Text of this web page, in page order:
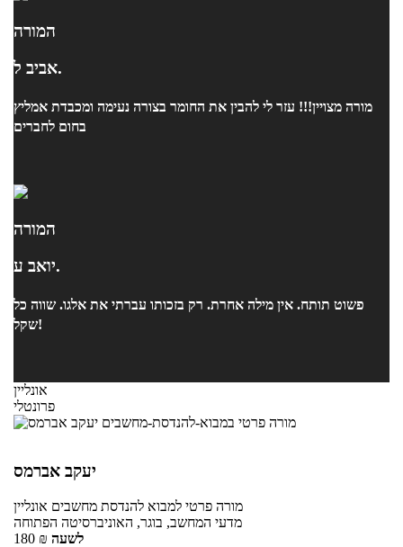
המורה
אביב ל.
מורה מצויין!!! עזר לי להבין את החומר בצורה נעימה ומכבדת אמליץ
בחום לחברים
המורה
יואב ע.
פשוט תותח. אין מילה אחרת. רק בזכותו עברתי את אלגו. שווה כל
שקל!
אונליין
פרונטלי
יעקב אברמס
מורה פרטי למבוא להנדסת מחשבים אונליין
מדעי המחשב, בוגר, האוניברסיטה הפתוחה
180 ₪ לשעה